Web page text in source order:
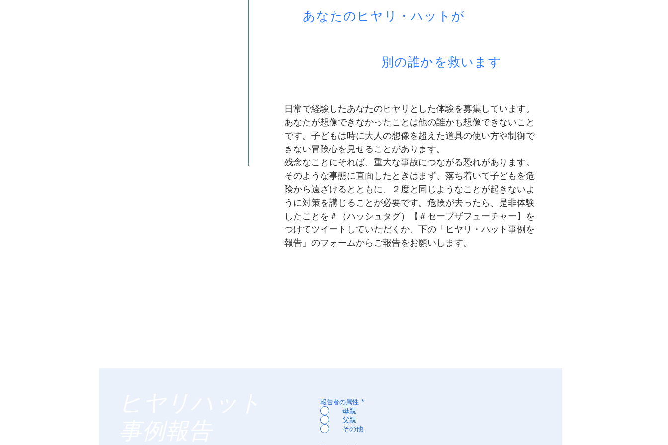
​あなたのヒヤリ・ハットが
別の誰かを救います
​日常で経験したあなたのヒヤリとした体験を募集しています。
あなたが想像できなかったことは他の誰かも想像できないこと
です。子どもは時に大人の想像を超えた道具の使い方や制御で
きない冒険心を見せることがあります。
残念なことにそれば、重大な事故につながる恐れがあります。
そのような事態に直面したときはまず、落ち着いて子どもを危
険から遠ざけるとともに、２度と同じようなことが起きないよ
うに対策を講じることが必要です。危険が去ったら、是非体験
したことを＃（ハッシュタグ）【＃セーブザフューチャー】を
つけてツイートしていただくか、下の「ヒヤリ・ハット事例を
報告」のフォームからご報告をお願いします。
報告者の属性 *
母親
父親
その他